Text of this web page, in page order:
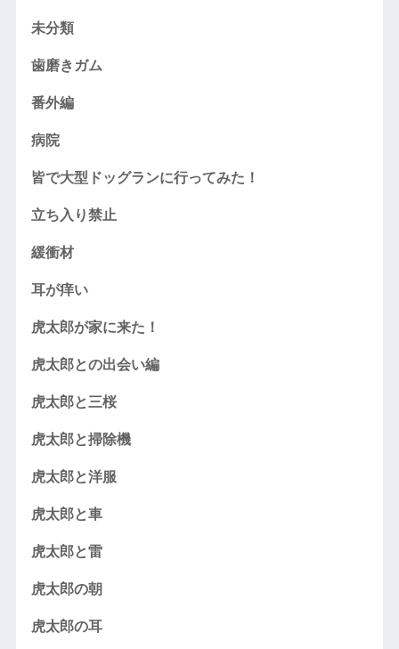
未分類
歯磨きガム
番外編
病院
皆で大型ドッグランに行ってみた！
立ち入り禁止
緩衝材
耳が痒い
虎太郎が家に来た！
虎太郎との出会い編
虎太郎と三桜
虎太郎と掃除機
虎太郎と洋服
虎太郎と車
虎太郎と雷
虎太郎の朝
虎太郎の耳